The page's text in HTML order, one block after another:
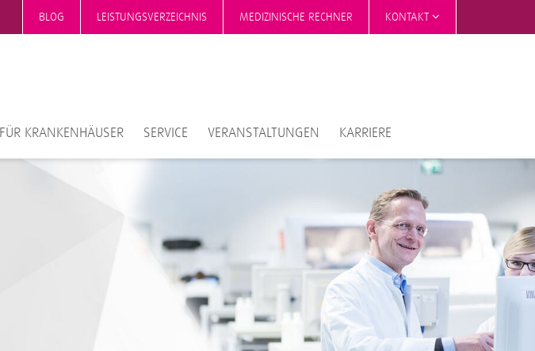
BLOG LEISTUNGSVERZEICHNIS MEDIZINISCHE RECHNER KONTAKT
FÜR KRANKENHÄUSER SERVICE VERANSTALTUNGEN KARRIERE